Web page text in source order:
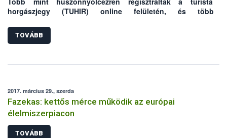
horgászjegy (TUHIR) online felületén, és több
2014 májusi indulása óta. A
pecások számára.
TOVÁBB
2017. március 29., szerda
Fazekas: kettős mérce működik az európai
élelmiszerpiacon
TOVÁBB